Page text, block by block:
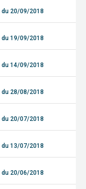
20/09/2018
19/09/2018
14/09/2018
28/08/2018
20/07/2018
13/07/2018
20/06/2018